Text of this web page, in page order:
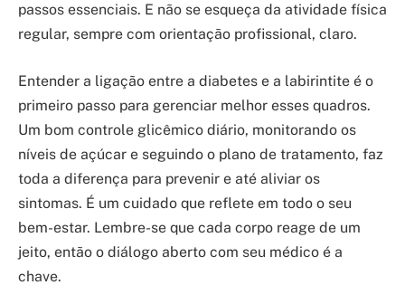
passos essenciais. E não se esqueça da atividade física
regular, sempre com orientação profissional, claro.
Entender a ligação entre a diabetes e a labirintite é o
primeiro passo para gerenciar melhor esses quadros.
Um bom controle glicêmico diário, monitorando os
níveis de açúcar e seguindo o plano de tratamento, faz
toda a diferença para prevenir e até aliviar os
sintomas. É um cuidado que reflete em todo o seu
bem-estar. Lembre-se que cada corpo reage de um
jeito, então o diálogo aberto com seu médico é a
chave.